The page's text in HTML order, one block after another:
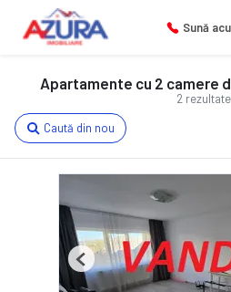
Sună
2 rezultate
Apartamente cu 2 camere
Caută din nou
Previous